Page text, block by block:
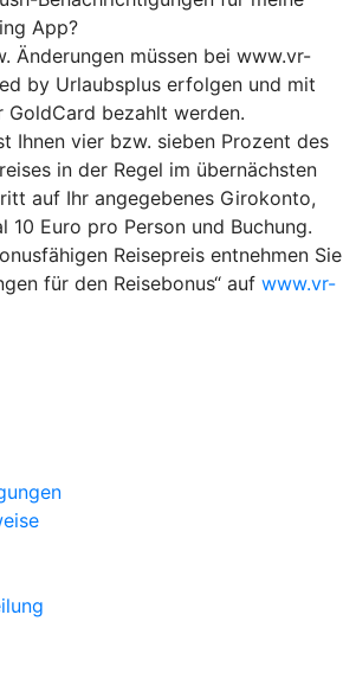
App?
Änderungen müssen bei www.vr-
by Urlaubsplus erfolgen und mit
GoldCard bezahlt werden.
Ihnen vier bzw. sieben Prozent des
in der Regel im übernächsten
auf Ihr angegebenes Girokonto,
10 Euro pro Person und Buchung.
Reisepreis entnehmen Sie
für den Reisebonus“ auf www.vr-